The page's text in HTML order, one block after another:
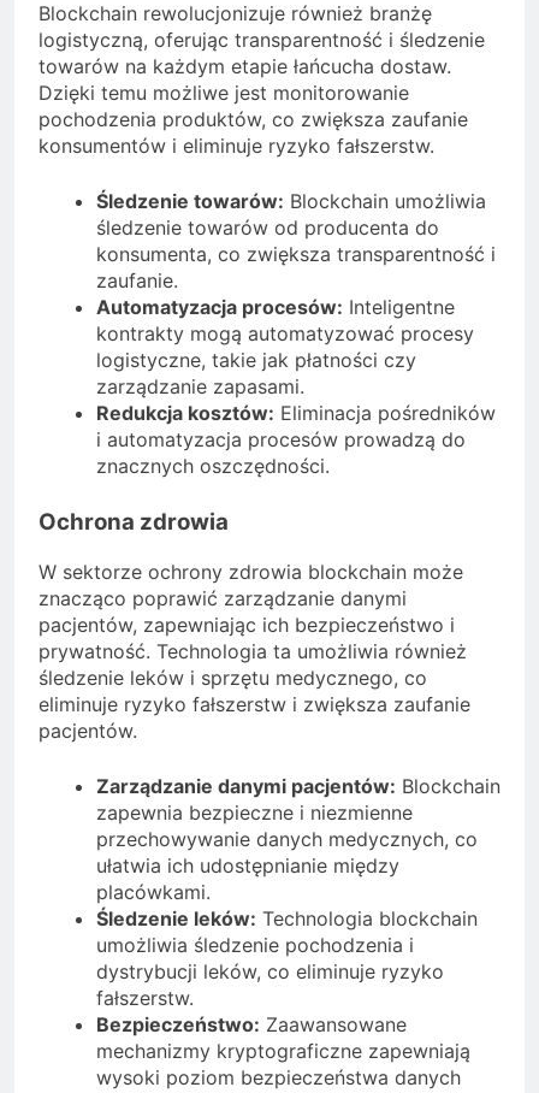
Blockchain rewolucjonizuje również branżę
logistyczną, oferując transparentność i śledzenie
towarów na każdym etapie łańcucha dostaw.
Dzięki temu możliwe jest monitorowanie
pochodzenia produktów, co zwiększa zaufanie
konsumentów i eliminuje ryzyko fałszerstw.
Śledzenie towarów: Blockchain umożliwia
śledzenie towarów od producenta do
konsumenta, co zwiększa transparentność i
zaufanie.
Automatyzacja procesów: Inteligentne
kontrakty mogą automatyzować procesy
logistyczne, takie jak płatności czy
zarządzanie zapasami.
Redukcja kosztów: Eliminacja pośredników
i automatyzacja procesów prowadzą do
znacznych oszczędności.
Ochrona zdrowia
W sektorze ochrony zdrowia blockchain może
znacząco poprawić zarządzanie danymi
pacjentów, zapewniając ich bezpieczeństwo i
prywatność. Technologia ta umożliwia również
śledzenie leków i sprzętu medycznego, co
eliminuje ryzyko fałszerstw i zwiększa zaufanie
pacjentów.
Zarządzanie danymi pacjentów: Blockchain
zapewnia bezpieczne i niezmienne
przechowywanie danych medycznych, co
ułatwia ich udostępnianie między
placówkami.
Śledzenie leków: Technologia blockchain
umożliwia śledzenie pochodzenia i
dystrybucji leków, co eliminuje ryzyko
fałszerstw.
Bezpieczeństwo: Zaawansowane
mechanizmy kryptograficzne zapewniają
wysoki poziom bezpieczeństwa danych